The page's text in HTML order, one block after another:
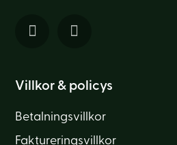
Villkor & policys
Betalningsvillkor
Faktureringsvillkor